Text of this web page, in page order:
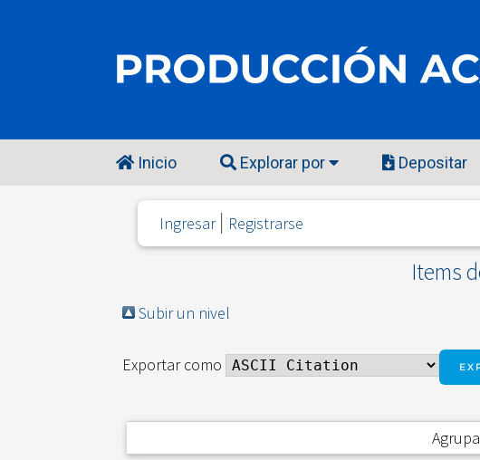
Inicio Explorar por Depositar
Ingresar Registrarse
Items
Subir un nivel
Exportar como